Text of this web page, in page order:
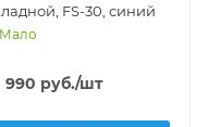
FS-30, синий
Мало
990 руб./шт